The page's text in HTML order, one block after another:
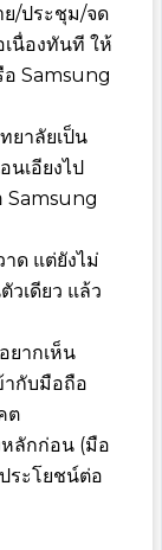
/ประชุม/จด
นื่องทันที ให้
อ Samsung
ยาลัยเป็น
นเอียงไป
Samsung
ด แต่ยังไม่
วเดียว แล้ว
ยากเห็น
ากับมือถือ
ต
ลักก่อน (มือ
ระโยชน์ต่อ